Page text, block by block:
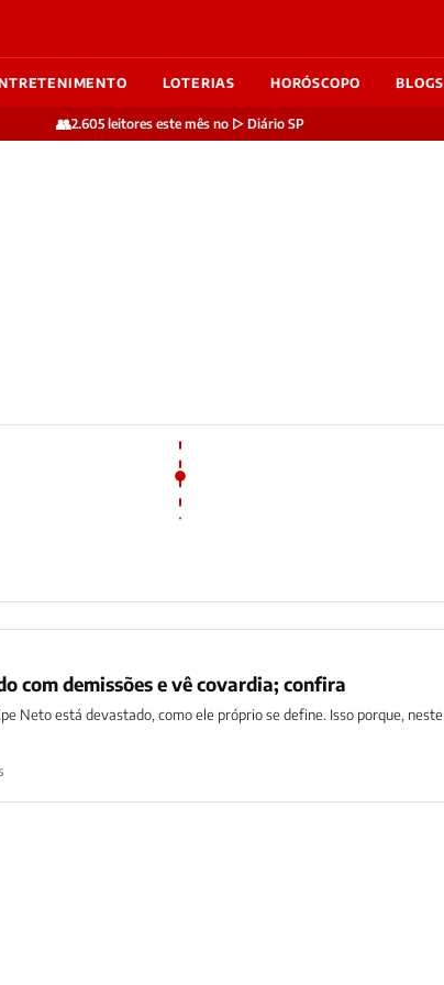
LOTERIAS HORÓSCOPO BLOGS
👥2.605 leitores este mês no ▷ Diário SP
com demissões e vê covardia; confira
Neto está devastado, como ele próprio se define. Isso porque, neste